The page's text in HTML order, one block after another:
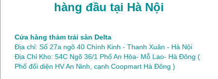
hàng đầu tại Hà Nội
Cửa hàng thảm trải sàn Delta
Địa chỉ: Số 27a ngõ 40 Chính Kinh - Thanh Xuân - Hà Nội
Địa Chỉ Kho: 54C Ngõ 36/1 Phố An Hòa- Mỗ Lao- Hà Đông (
Phố đối diện HV An Ninh, cạnh Coopmart Hà Đông )